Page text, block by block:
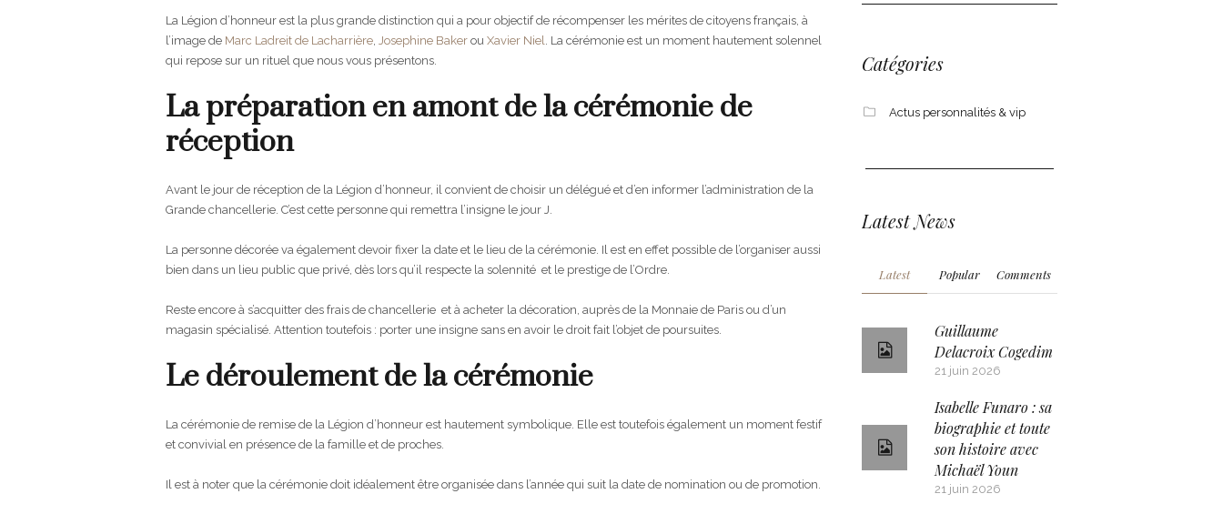
La Légion d’honneur est la plus grande distinction qui a pour objectif de récompenser les mérites de citoyens français, à
l’image de Marc Ladreit de Lacharrière, Josephine Baker ou Xavier Niel. La cérémonie est un moment hautement solennel
qui repose sur un rituel que nous vous présentons.
La préparation en amont de la cérémonie de
réception
Avant le jour de réception de la Légion d’honneur, il convient de choisir un délégué et d’en informer l’administration de la
Grande chancellerie. C’est cette personne qui remettra l’insigne le jour J.
La personne décorée va également devoir fixer la date et le lieu de la cérémonie. Il est en effet possible de l’organiser aussi
bien dans un lieu public que privé, dès lors qu’il respecte la solennité et le prestige de l’Ordre.
Reste encore à s’acquitter des frais de chancellerie et à acheter la décoration, auprès de la Monnaie de Paris ou d’un
magasin spécialisé. Attention toutefois : porter une insigne sans en avoir le droit fait l’objet de poursuites.
Le déroulement de la cérémonie
La cérémonie de remise de la Légion d’honneur est hautement symbolique. Elle est toutefois également un moment festif
et convivial en présence de la famille et de proches.
Il est à noter que la cérémonie doit idéalement être organisée dans l’année qui suit la date de nomination ou de promotion.
Catégories
Actus personnalités & vip
Latest News
Latest Popular Comments
Guillaume
Delacroix Cogedim
21 juin 2026
Isabelle Funaro : sa
biographie et toute
son histoire avec
Michaël Youn
21 juin 2026